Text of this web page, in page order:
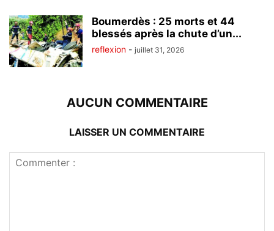
Boumerdès : 25 morts et 44
blessés après la chute d’un...
reflexion - juillet 31, 2026
AUCUN COMMENTAIRE
LAISSER UN COMMENTAIRE